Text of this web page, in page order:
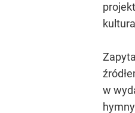
w